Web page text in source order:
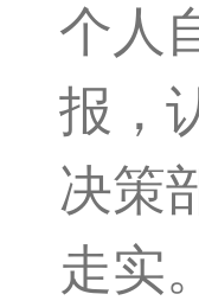
个人
报，
决策
走实。